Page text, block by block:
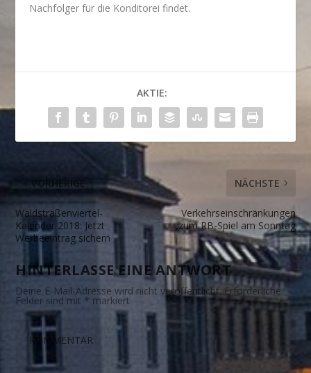
Nachfolger für die Konditorei findet.
AKTIE:
VORHERIGE
Waldstraßenviertel-
Kalender 2018: Jetzt
Werbeeintrag sichern
NÄCHSTE
Verkehrseinschränkungen
zum RB-Spiel am Sonntag
HINTERLASSE EINE ANTWORT
Deine E-Mail-Adresse wird nicht veröffentlicht. Erforderliche
Felder sind mit * markiert